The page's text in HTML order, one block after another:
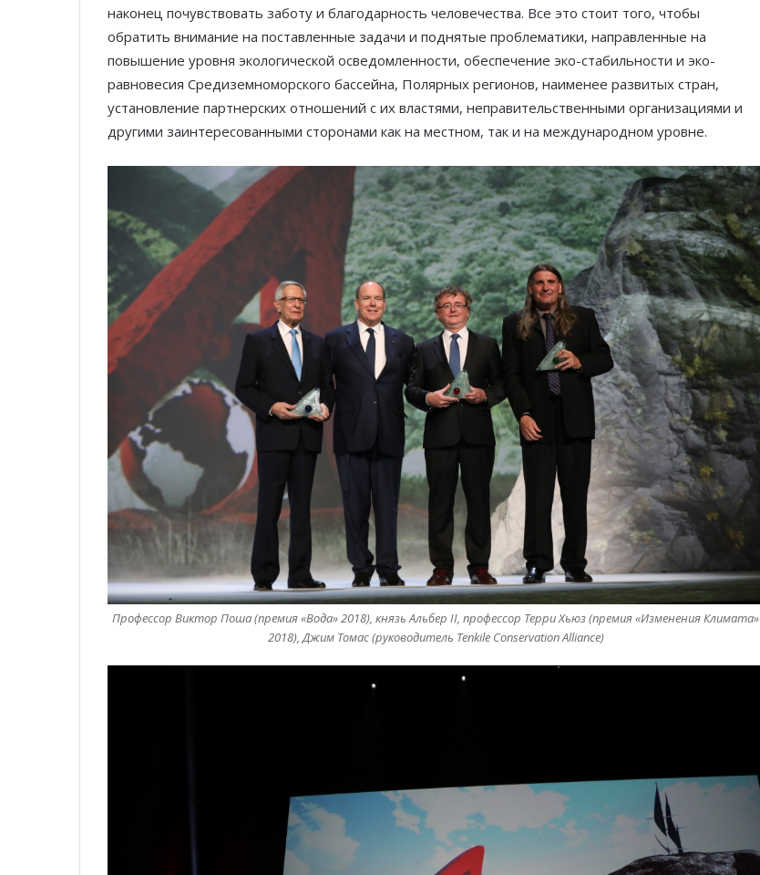
наконец почувствовать заботу и благодарность человечества. Все это стоит того, чтобы
обратить внимание на поставленные задачи и поднятые проблематики, направленные на
повышение уровня экологической осведомленности, обеспечение эко-стабильности и эко-
равновесия Средиземноморского бассейна, Полярных регионов, наименее развитых стран,
установление партнерских отношений с их властями, неправительственными организациями и
другими заинтересованными сторонами как на местном, так и на международном уровне.
Профессор Виктор Поша (премия «Вода» 2018), князь Альбер II, профессор Терри Хьюз (премия «Изменения Климата»
2018), Джим Томас (руководитель Tenkile Conservation Alliance)